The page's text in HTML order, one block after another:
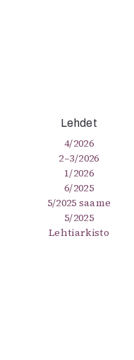
Lehdet
4/2026
2–3/2026
1/2026
6/2025
5/2025 saame
5/2025
Lehtiarkisto